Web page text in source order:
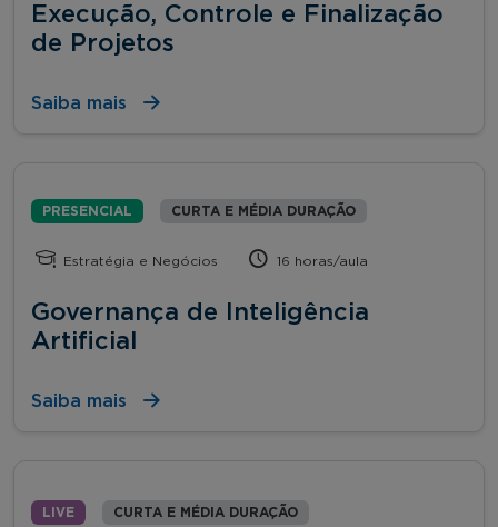
Execução, Controle e Finalização
de Projetos
Saiba mais
PRESENCIAL CURTA E MÉDIA DURAÇÃO
Estratégia e Negócios 16 horas/aula
Governança de Inteligência
Artificial
Saiba mais
LIVE CURTA E MÉDIA DURAÇÃO